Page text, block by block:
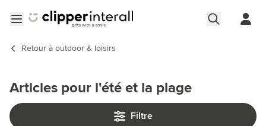
Retour à outdoor & loisirs
Articles pour l'été et la plage
Filtre